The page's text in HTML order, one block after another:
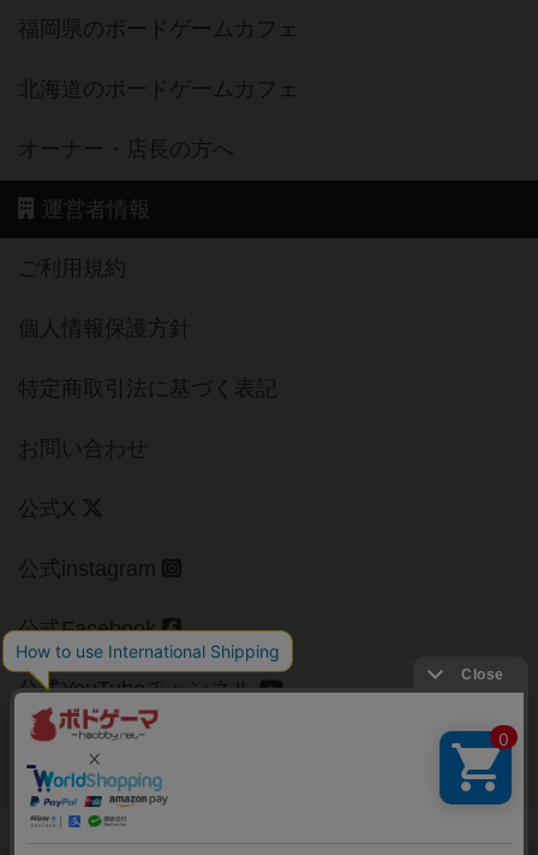
福岡県のボードゲームカフェ
北海道のボードゲームカフェ
オーナー・店長の方へ
運営者情報
ご利用規約
個人情報保護方針
特定商取引法に基づく表記
お問い合わせ
公式X
公式instagram
公式Facebook
公式YouTubeチャンネル